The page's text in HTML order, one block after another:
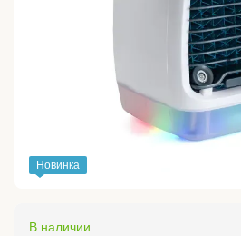
Новинка
В наличии